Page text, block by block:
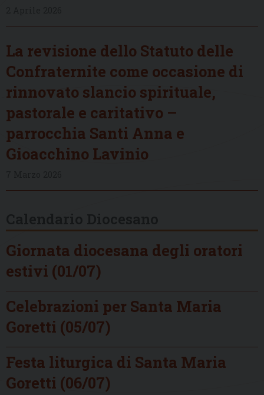
La revisione dello Statuto delle
Confraternite come occasione di
rinnovato slancio spirituale,
pastorale e caritativo –
parrocchia Santi Anna e
Gioacchino Lavinio
Giornata diocesana degli oratori
estivi (01/07)
Celebrazioni per Santa Maria
Goretti (05/07)
Festa liturgica di Santa Maria
Goretti (06/07)